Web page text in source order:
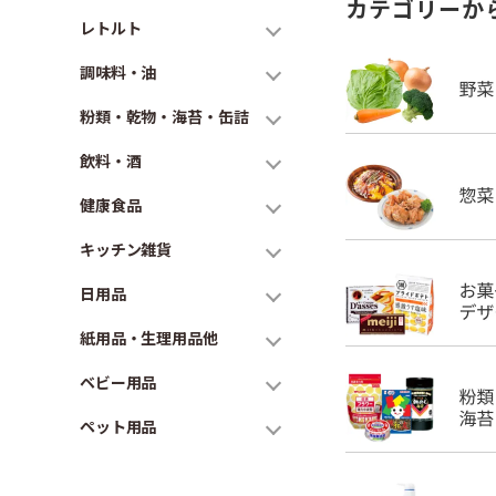
レトルト
調味料・油
粉類・乾物・海苔・缶詰
飲料・酒
健康食品
キッチン雑貨
日用品
紙用品・生理用品他
ベビー用品
ペット用品
カテゴリーか